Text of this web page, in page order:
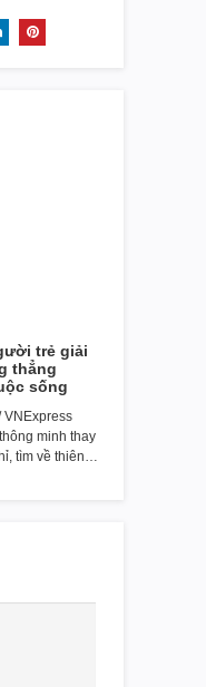
trẻ giải
thẳng
sống
VNExpress
minh thay
tìm về thiên…